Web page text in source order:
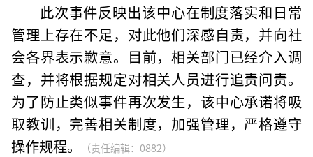
此次事件反映出该中心在制度落实和日常
管理上存在不足，对此他们深感自责，并向社
会各界表示歉意。目前，相关部门已经介入调
查，并将根据规定对相关人员进行追责问责。
为了防止类似事件再次发生，该中心承诺将吸
取教训，完善相关制度，加强管理，严格遵守
操作规程。
（责任编辑：0882）